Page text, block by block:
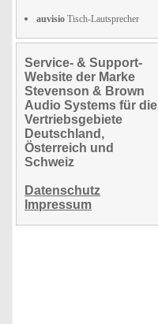
auvisio Tisch-Lautsprecher
Service- & Support-
Website der Marke
Stevenson & Brown
Audio Systems für die
Vertriebsgebiete
Deutschland,
Österreich und
Schweiz
Datenschutz
Impressum